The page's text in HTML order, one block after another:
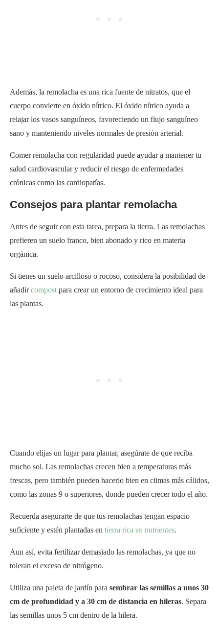
Además, la remolacha es una rica fuente de nitratos, que el
cuerpo convierte en óxido nítrico. El óxido nítrico ayuda a
relajar los vasos sanguíneos, favoreciendo un flujo sanguíneo
sano y manteniendo niveles normales de presión arterial.
Comer remolacha con regularidad puede ayudar a mantener tu
salud cardiovascular y reducir el riesgo de enfermedades
crónicas como las cardiopatías.
Consejos para plantar remolacha
Antes de seguir con esta tarea, prepara la tierra. Las remolachas
prefieren un suelo franco, bien abonado y rico en materia
orgánica.
Si tienes un suelo arcilloso o rocoso, considera la posibilidad de
añadircompost para crear un entorno de crecimiento ideal para
las plantas.
Cuando elijas un lugar para plantar, asegúrate de que reciba
mucho sol. Las remolachas crecen bien a temperaturas más
frescas, pero también pueden hacerlo bien en climas más cálidos,
como las zonas 9 o superiores, donde pueden crecer todo el año.
Recuerda asegurarte de que tus remolachas tengan espacio
suficiente y estén plantadas en tierra rica en nutrientes.
Aun así, evita fertilizar demasiado las remolachas, ya que no
toleran el exceso de nitrógeno.
Utiliza una paleta de jardín para sembrar las semillas a unos 30
cm de profundidad y a 30 cm de distancia en hileras. Separa
las semillas unos 5 cm dentro de la hilera.